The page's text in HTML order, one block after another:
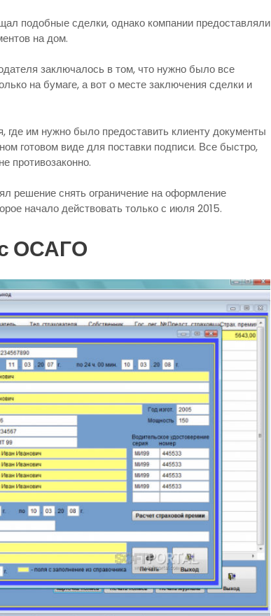
подобные сделки, однако компании предоставляли
на дом.
заключалось в том, что нужно было все
на бумаге, а вот о месте заключения сделки и
где им нужно было предоставить клиенту документы
готовом виде для поставки подписи. Все быстро,
противозаконно.
решение снять ограничение на оформление
начало действовать только с июля 2015.
ОСАГО